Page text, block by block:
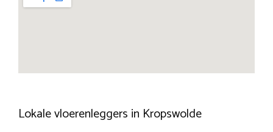
Lokale vloerenleggers in Kropswolde